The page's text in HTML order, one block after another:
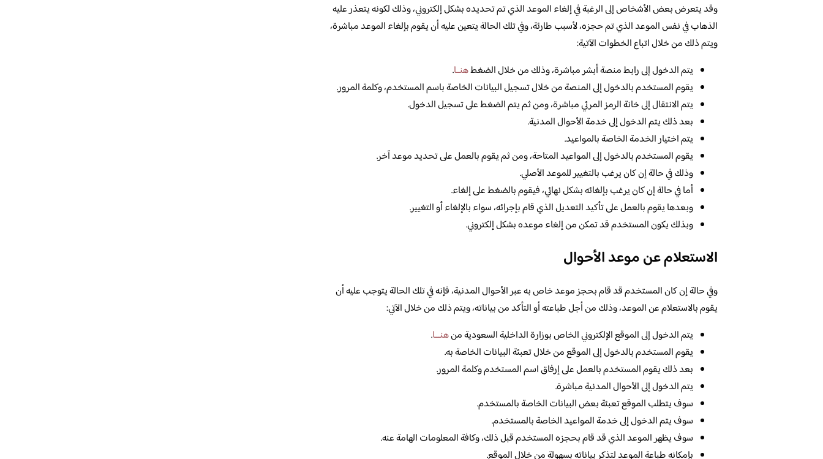
وقد يتعرض بعض الأشخاص إلى الرغبة في إلغاء الموعد الذي تم تحديده بشكل إلكتروني، وذلك لكونه يتعذر عليه
الذهاب في نفس الموعد الذي تم حجزه، لأسبب طارئة، وفي تلك الحالة يتعين عليه أن يقوم بإلغاء الموعد مباشرة،
ويتم ذلك من خلال اتباع الخطوات الآتية:
يتم الدخول إلى رابط منصة أبشر مباشرة، وذلك من خلال الضغطهنــا.
يقوم المستخدم بالدخول إلى المنصة من خلال تسجيل البيانات الخاصة باسم المستخدم، وكلمة المرور.
يتم الانتقال إلى خانة الرمز المرئي مباشرة، ومن ثم يتم الضغط على تسجيل الدخول.
بعد ذلك يتم الدخول إلى خدمة الأحوال المدنية.
يتم اختيار الخدمة الخاصة بالمواعيد.
يقوم المستخدم بالدخول إلى المواعيد المتاحة، ومن ثم يقوم بالعمل على تحديد موعد آخر.
وذلك في حالة إن كان يرغب بالتغيير للموعد الأصلي.
أما في حالة إن كان يرغب بإلغائه بشكل نهائي، فيقوم بالضغط على إلغاء.
وبعدها يقوم بالعمل على تأكيد التعديل الذي قام بإجرائه، سواء بالإلغاء أو التغيير.
وبذلك يكون المستخدم قد تمكن من إلغاء موعده بشكل إلكتروني.
الاستعلام عن موعد الأحوال
وفي حالة إن كان المستخدم قد قام بحجز موعد خاص به عبر الأحوال المدنية، فإنه في تلك الحالة يتوجب عليه أن
يقوم بالاستعلام عن الموعد، وذلك من أجل طباعته أو التأكد من بياناته، ويتم ذلك من خلال الآتي:
يتم الدخول إلى الموقع الإلكتروني الخاص بوزارة الداخلية السعودية منهنـــا.
يقوم المستخدم بالدخول إلى الموقع من خلال تعبئة البيانات الخاصة به.
بعد ذلك يقوم المستخدم بالعمل على إرفاق اسم المستخدم وكلمة المرور.
يتم الدخول إلى الأحوال المدنية مباشرة.
سوف يتطلب الموقع تعبئة بعض البيانات الخاصة بالمستخدم.
سوف يتم الدخول إلى خدمة المواعيد الخاصة بالمستخدم.
سوف يظهر الموعد الذي قد قام بحجزه المستخدم قبل ذلك، وكافة المعلومات الهامة عنه.